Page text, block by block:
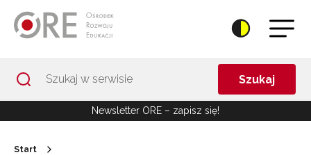
Szukaj
Newsletter ORE – zapisz się!
Start